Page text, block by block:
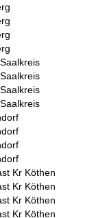
Kr Köthen
Kr Köthen
Kr Köthen
Kr Köthen